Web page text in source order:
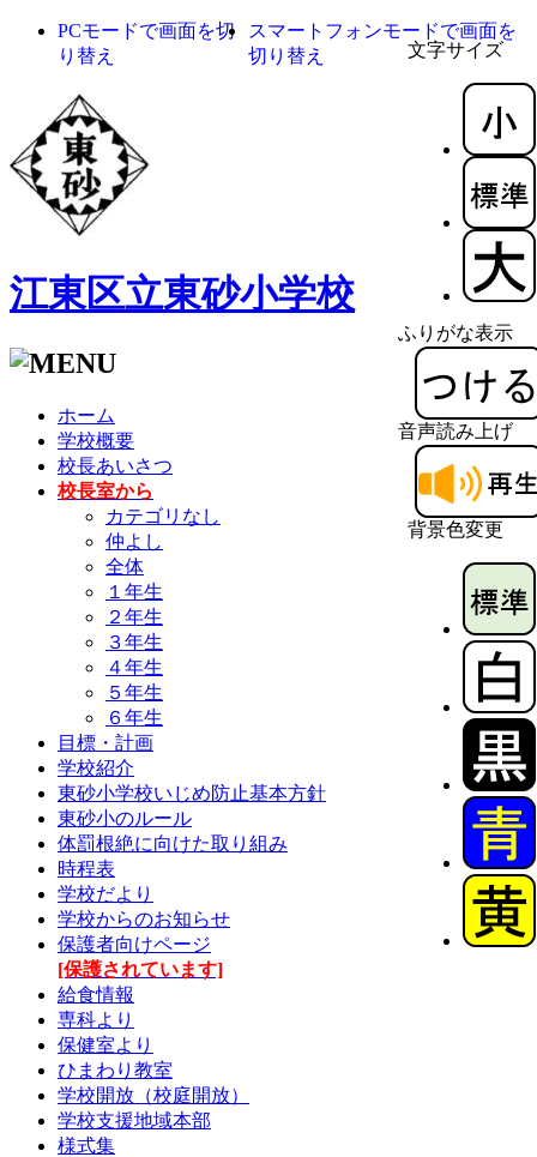
文字サイズ
ふりがな表示
音声読み上げ
背景色変更
PCモードで画面を切
り替え
スマートフォンモードで画面を
切り替え
江東区立東砂小学校
ホーム
学校概要
校長あいさつ
校長室から
カテゴリなし
仲よし
全体
１年生
２年生
３年生
４年生
５年生
６年生
目標・計画
学校紹介
東砂小学校いじめ防止基本方針
東砂小のルール
体罰根絶に向けた取り組み
時程表
学校だより
学校からのお知らせ
保護者向けページ
[保護されています]
給食情報
専科より
保健室より
ひまわり教室
学校開放（校庭開放）
学校支援地域本部
様式集